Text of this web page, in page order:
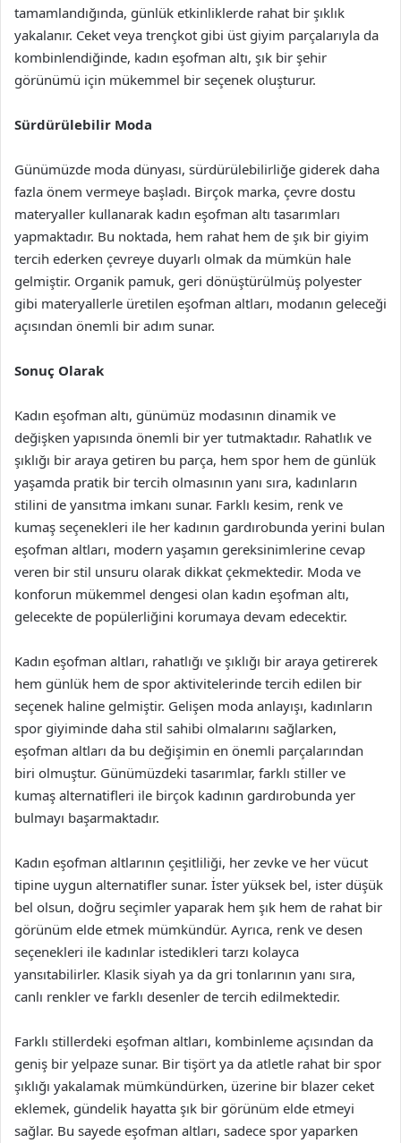
tamamlandığında, günlük etkinliklerde rahat bir şıklık
yakalanır. Ceket veya trençkot gibi üst giyim parçalarıyla da
kombinlendiğinde, kadın eşofman altı, şık bir şehir
görünümü için mükemmel bir seçenek oluşturur.
Sürdürülebilir Moda
Günümüzde moda dünyası, sürdürülebilirliğe giderek daha
fazla önem vermeye başladı. Birçok marka, çevre dostu
materyaller kullanarak kadın eşofman altı tasarımları
yapmaktadır. Bu noktada, hem rahat hem de şık bir giyim
tercih ederken çevreye duyarlı olmak da mümkün hale
gelmiştir. Organik pamuk, geri dönüştürülmüş polyester
gibi materyallerle üretilen eşofman altları, modanın geleceği
açısından önemli bir adım sunar.
Sonuç Olarak
Kadın eşofman altı, günümüz modasının dinamik ve
değişken yapısında önemli bir yer tutmaktadır. Rahatlık ve
şıklığı bir araya getiren bu parça, hem spor hem de günlük
yaşamda pratik bir tercih olmasının yanı sıra, kadınların
stilini de yansıtma imkanı sunar. Farklı kesim, renk ve
kumaş seçenekleri ile her kadının gardırobunda yerini bulan
eşofman altları, modern yaşamın gereksinimlerine cevap
veren bir stil unsuru olarak dikkat çekmektedir. Moda ve
konforun mükemmel dengesi olan kadın eşofman altı,
gelecekte de popülerliğini korumaya devam edecektir.
Kadın eşofman altları, rahatlığı ve şıklığı bir araya getirerek
hem günlük hem de spor aktivitelerinde tercih edilen bir
seçenek haline gelmiştir. Gelişen moda anlayışı, kadınların
spor giyiminde daha stil sahibi olmalarını sağlarken,
eşofman altları da bu değişimin en önemli parçalarından
biri olmuştur. Günümüzdeki tasarımlar, farklı stiller ve
kumaş alternatifleri ile birçok kadının gardırobunda yer
bulmayı başarmaktadır.
Kadın eşofman altlarının çeşitliliği, her zevke ve her vücut
tipine uygun alternatifler sunar. İster yüksek bel, ister düşük
bel olsun, doğru seçimler yaparak hem şık hem de rahat bir
görünüm elde etmek mümkündür. Ayrıca, renk ve desen
seçenekleri ile kadınlar istedikleri tarzı kolayca
yansıtabilirler. Klasik siyah ya da gri tonlarının yanı sıra,
canlı renkler ve farklı desenler de tercih edilmektedir.
Farklı stillerdeki eşofman altları, kombinleme açısından da
geniş bir yelpaze sunar. Bir tişört ya da atletle rahat bir spor
şıklığı yakalamak mümkündürken, üzerine bir blazer ceket
eklemek, gündelik hayatta şık bir görünüm elde etmeyi
sağlar. Bu sayede eşofman altları, sadece spor yaparken